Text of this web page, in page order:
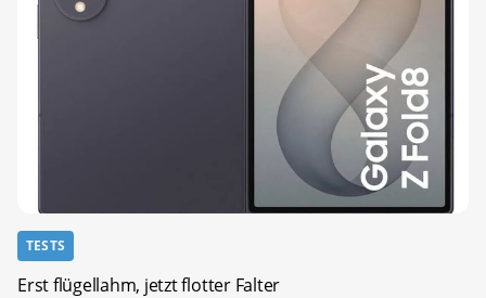
TESTS
Erst flügellahm, jetzt flotter Falter